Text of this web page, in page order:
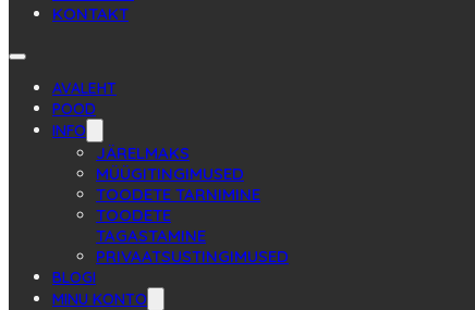
KONTAKT
AVALEHT
POOD
INFO
JÄRELMAKS
MÜÜGITINGIMUSED
TOODETE TARNIMINE
TOODETE
TAGASTAMINE
PRIVAATSUSTINGIMUSED
BLOGI
MINU KONTO